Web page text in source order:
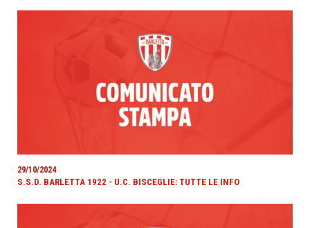
29/10/2024
S.S.D. BARLETTA 1922 - U.C. BISCEGLIE: TUTTE LE INFO